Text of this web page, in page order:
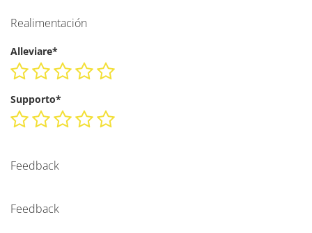
Realimentación
Alleviare*
Supporto*
Feedback
Feedback